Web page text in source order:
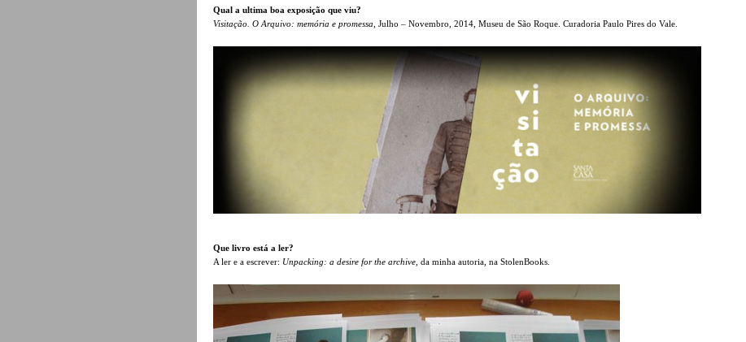
Qual a ultima boa exposição que viu?
Visitação. O Arquivo: memória e promessa , Julho – Novembro, 2014, Museu de São Roque. Curadoria Paulo Pires do Vale.
Que livro está a ler?
A ler e a escrever: Unpacking: a desire for the archive , da minha autoria, na StolenBooks.